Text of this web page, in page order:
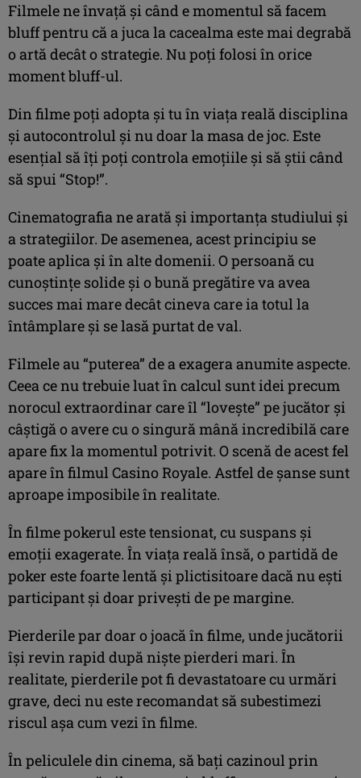
Filmele ne învață și când e momentul să facem
bluff pentru că a juca la cacealma este mai degrabă
o artă decât o strategie. Nu poți folosi în orice
moment bluff-ul.
Din filme poți adopta și tu în viața reală disciplina
și autocontrolul și nu doar la masa de joc. Este
esențial să îți poți controla emoțiile și să știi când
să spui “Stop!”.
Cinematografia ne arată și importanța studiului și
a strategiilor. De asemenea, acest principiu se
poate aplica și în alte domenii. O persoană cu
cunoștințe solide și o bună pregătire va avea
succes mai mare decât cineva care ia totul la
întâmplare și se lasă purtat de val.
Filmele au “puterea” de a exagera anumite aspecte.
Ceea ce nu trebuie luat în calcul sunt idei precum
norocul extraordinar care îl “lovește” pe jucător și
câștigă o avere cu o singură mână incredibilă care
apare fix la momentul potrivit. O scenă de acest fel
apare în filmul Casino Royale. Astfel de șanse sunt
aproape imposibile în realitate.
În filme pokerul este tensionat, cu suspans și
emoții exagerate. În viața reală însă, o partidă de
poker este foarte lentă și plictisitoare dacă nu ești
participant și doar privești de pe margine.
Pierderile par doar o joacă în filme, unde jucătorii
își revin rapid după niște pierderi mari. În
realitate, pierderile pot fi devastatoare cu urmări
grave, deci nu este recomandat să subestimezi
riscul așa cum vezi în filme.
În peliculele din cinema, să bați cazinoul prin